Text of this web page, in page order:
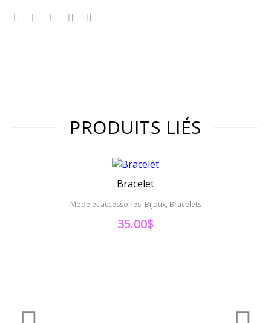
PRODUITS LIÉS
Bracelet
Mode et accessoires, Bijoux, Bracelets
35.00$